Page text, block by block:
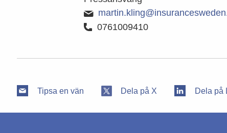
0761009410
Tipsa en vän Dela på X Dela på